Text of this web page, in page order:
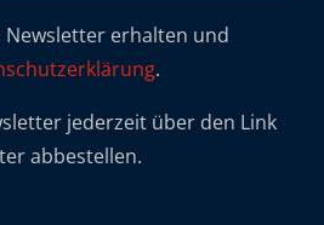
erhalten und
.
jederzeit über den Link
abbestellen.